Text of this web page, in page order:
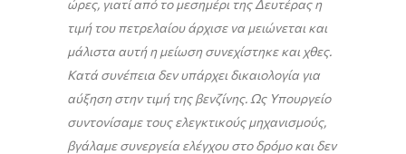
ώρες, γιατί από το μεσημέρι της Δευτέρας η
τιμή του πετρελαίου άρχισε να μειώνεται και
μάλιστα αυτή η μείωση συνεχίστηκε και χθες.
Κατά συνέπεια δεν υπάρχει δικαιολογία για
αύξηση στην τιμή της βενζίνης. Ως Υπουργείο
συντονίσαμε τους ελεγκτικούς μηχανισμούς,
βγάλαμε συνεργεία ελέγχου στο δρόμο και δεν